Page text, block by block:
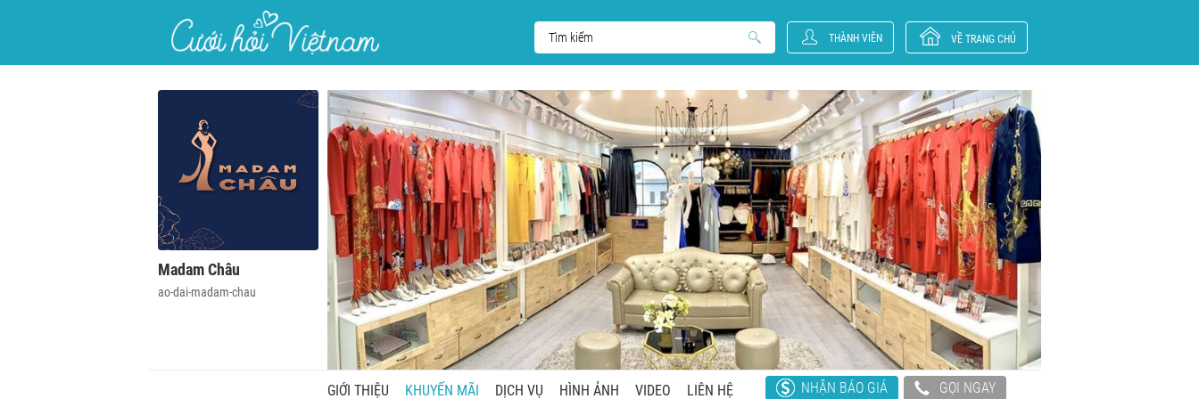
THÀNH VIÊN VỀ TRANG CHỦ
Madam Châu
ao-dai-madam-chau
GIỚI THIỆU KHUYẾN MÃI DỊCH VỤ HÌNH ẢNH VIDEO LIÊN HỆ NHẬN BÁO GIÁ GỌI NGAY